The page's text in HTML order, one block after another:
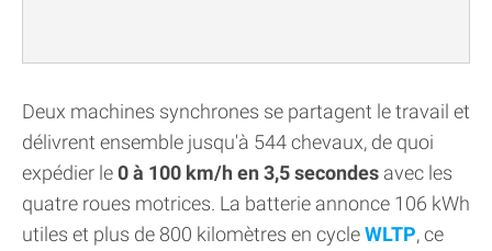
Deux machines synchrones se partagent le travail et
délivrent ensemble jusqu'à 544 chevaux, de quoi
expédier le0 à 100 km/h en 3,5 secondes avec les
quatre roues motrices. La batterie annonce 106 kWh
utiles et plus de 800 kilomètres en cycleWLTP, ce